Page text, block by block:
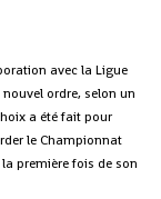
avec la Ligue
ordre, selon un
a été fait pour
le Championnat
première fois de son